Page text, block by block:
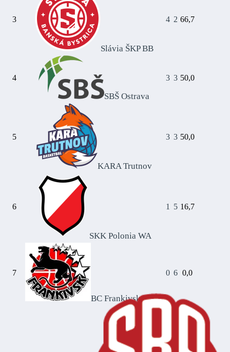
3
Slávia ŠKP BB
4 2 66,7
4
SBŠ Ostrava
3 3 50,0
5
KARA Trutnov
3 3 50,0
6
SKK Polonia WA
1 5 16,7
7
BC Frankivsk-Pryk.
0 6 0,0